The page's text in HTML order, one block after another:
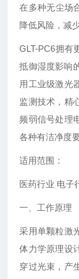
在多种无尘场
降低风险，减
GLT-PC6拥有
抵御湿度影响
用工业级激光
监测技术，精
频弱信号处理
各种有洁净度
适用范围：
医药行业 电子
一、工作原理
采用单颗粒激
体力学原理设
穿过光束，产